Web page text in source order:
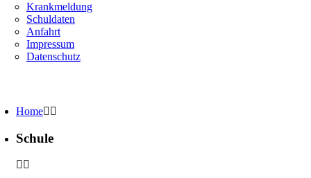
Krankmeldung
Schuldaten
Anfahrt
Impressum
Datenschutz
Home
Schule